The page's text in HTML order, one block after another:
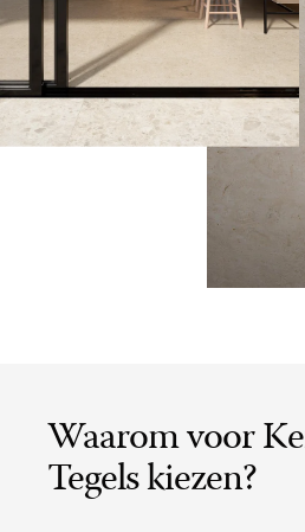
Waarom voor
Tegels kiezen?